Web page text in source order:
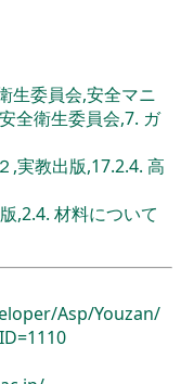
生委員会,安全マニ
全衛生委員会,7. ガ
実教出版,17.2.4. 高
,2.4. 材料について
Asp/Youzan/